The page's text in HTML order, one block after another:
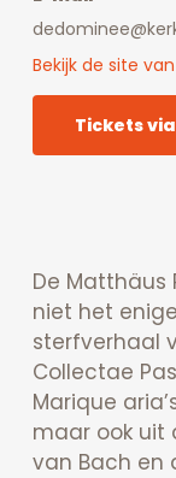
Bekijk de site
Tickets
De Matthäus
niet het
sterfverhaal
Collectae
Marique
maar ook uit
van Bach en